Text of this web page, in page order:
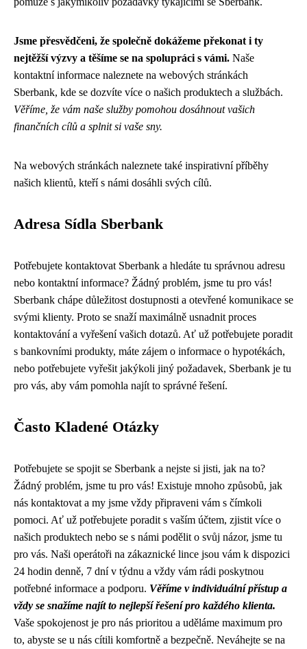
Jsme přesvědčeni, že společně dokážeme překonat i ty
nejtěžší výzvy a těšíme se na spolupráci s vámi. Naše
kontaktní informace naleznete na webových stránkách
Sberbank, kde se dozvíte více o našich produktech a službách.
Věříme, že vám naše služby pomohou dosáhnout vašich
finančních cílů a splnit si vaše sny.
Na webových stránkách naleznete také inspirativní příběhy
našich klientů, kteří s námi dosáhli svých cílů.
Adresa Sídla Sberbank
Potřebujete kontaktovat Sberbank a hledáte tu správnou adresu
nebo kontaktní informace? Žádný problém, jsme tu pro vás!
Sberbank chápe důležitost dostupnosti a otevřené komunikace se
svými klienty. Proto se snaží maximálně usnadnit proces
kontaktování a vyřešení vašich dotazů. Ať už potřebujete poradit
s bankovními produkty, máte zájem o informace o hypotékách,
nebo potřebujete vyřešit jakýkoli jiný požadavek, Sberbank je tu
pro vás, aby vám pomohla najít to správné řešení.
Často Kladené Otázky
Potřebujete se spojit se Sberbank a nejste si jisti, jak na to?
Žádný problém, jsme tu pro vás! Existuje mnoho způsobů, jak
nás kontaktovat a my jsme vždy připraveni vám s čímkoli
pomoci. Ať už potřebujete poradit s vaším účtem, zjistit více o
našich produktech nebo se s námi podělit o svůj názor, jsme tu
pro vás. Naši operátoři na zákaznické lince jsou vám k dispozici
24 hodin denně, 7 dní v týdnu a vždy vám rádi poskytnou
potřebné informace a podporu. Věříme v individuální přístup a
vždy se snažíme najít to nejlepší řešení pro každého klienta.
Vaše spokojenost je pro nás prioritou a uděláme maximum pro
to, abyste se u nás cítili komfortně a bezpečně. Neváhejte se na